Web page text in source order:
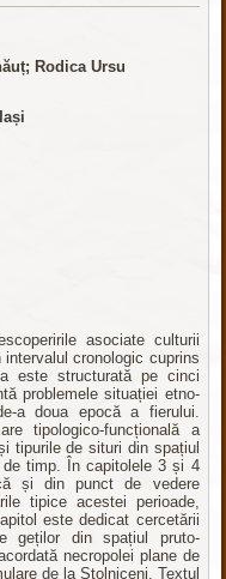
Rodica Ursu
asociate culturii
cronologic cuprins
este structurată pe cinci
problemele situației etno-
a doua epocă a fierului.
tipologico-funcțională a
tipurile de situri din spațiul
timp. În capitolele 3 și 4
și din punct de vedere
tipice acestei perioade,
este dedicat cercetării
geților din spațiul pruto-
necropolei plane de
de la Stolniceni. Textul